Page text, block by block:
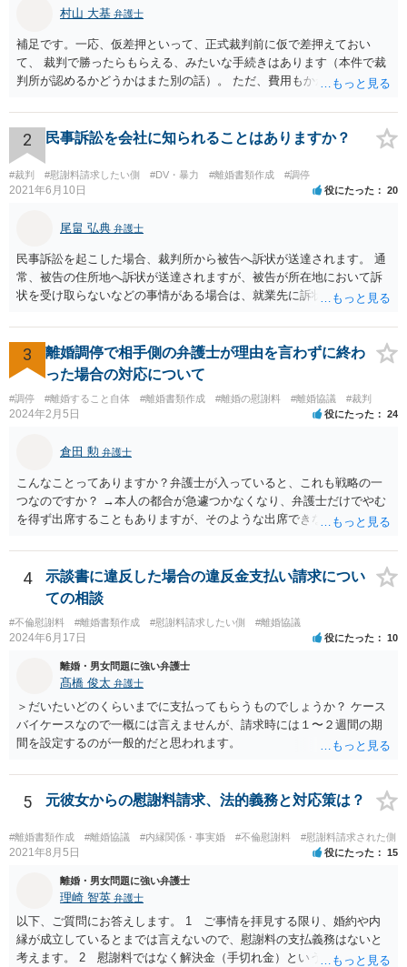
村山 大基 弁護士
補足です。一応、仮差押といって、正式裁判前に仮で差押えておい
て、 裁判で勝ったらもらえる、みたいな手続きはあります（本件で裁
判所が認めるかどうかはまた別の話）。 ただ、費用もかかりますし、
のであれば、 面談相談に行って詳しく話を聞いてみましょう。
2 民事訴訟を会社に知られることはありますか？
#裁判 #慰謝料請求したい側 #DV・暴力 #離婚書類作成 #調停
2021年6月10日 役にたった 20
尾畠 弘典 弁護士
民事訴訟を起こした場合、裁判所から被告へ訴状が送達されます。 通
常、被告の住所地へ訴状が送達されますが、被告が所在地において訴
状を受け取らないなどの事情がある場合は、就業先に訴状が送達され
題となっているケースや、目撃者として就業先の従業員がおり、目撃
者に証言してもらうことが必要になるケースなどでは、裁判の追行
上、就業先に協力を仰がなければならない場合や、就業先の従業員に
協力を仰がなければならない場合があります。 また、仮に訴訟におい
ていくらかの賠償が認められたとして、被告がこれを任意に支払わな
い場合は、強制執行を申し立てることで債権の回収を図ることができ
の就業先に文書が送付されますので、訴訟が起こったことを事後的に
就業先が覚知することになります。 警察への被害届の提出というの
は、必須ではありません。 ただ、当然ながら強制わいせつを行ったこ
との証拠がなければ、民事訴訟で勝訴することはできません。
3
離婚調停で相手側の弁護士が理由を言わずに終わ
った場合の対応について
#調停 #離婚すること自体 #離婚書類作成 #離婚の慰謝料 #離婚協議 #裁判
2024年2月5日 役にたった 24
倉田 勲 弁護士
こんなことってありますか？弁護士が入っていると、これも戦略の一
つなのですか？ →本人の都合が急遽つかなくなり、弁護士だけでやむ
を得ず出席することもありますが、そのような出席できない理由がな
えて弁護士だけで出席する戦略は聞いたことはありません。
4
示談書に違反した場合の違反金支払い請求につい
ての相談
#不倫慰謝料 #離婚書類作成 #慰謝料請求したい側 #離婚協議
2024年6月17日 役にたった 10
離婚・男女問題に強い弁護士
髙橋 俊太 弁護士
＞だいたいどのくらいまでに支払ってもらうものでしょうか？ ケース
バイケースなので一概には言えませんが、請求時には１〜２週間の期
間を設定するのが一般的だと思われます。
5 元彼女からの慰謝料請求、法的義務と対応策は？
#離婚書類作成 #離婚協議 #内縁関係・事実婚 #不倫慰謝料 #慰謝料請求された側
2021年8月5日 役にたった 15
離婚・男女問題に強い弁護士
理崎 智英 弁護士
以下、ご質問にお答えします。 1 ご事情を拝見する限り、婚約や内
縁が成立しているとまでは言えないので、慰謝料の支払義務はないと
考えます。 2 慰謝料ではなく解決金（手切れ金）という名目で数十